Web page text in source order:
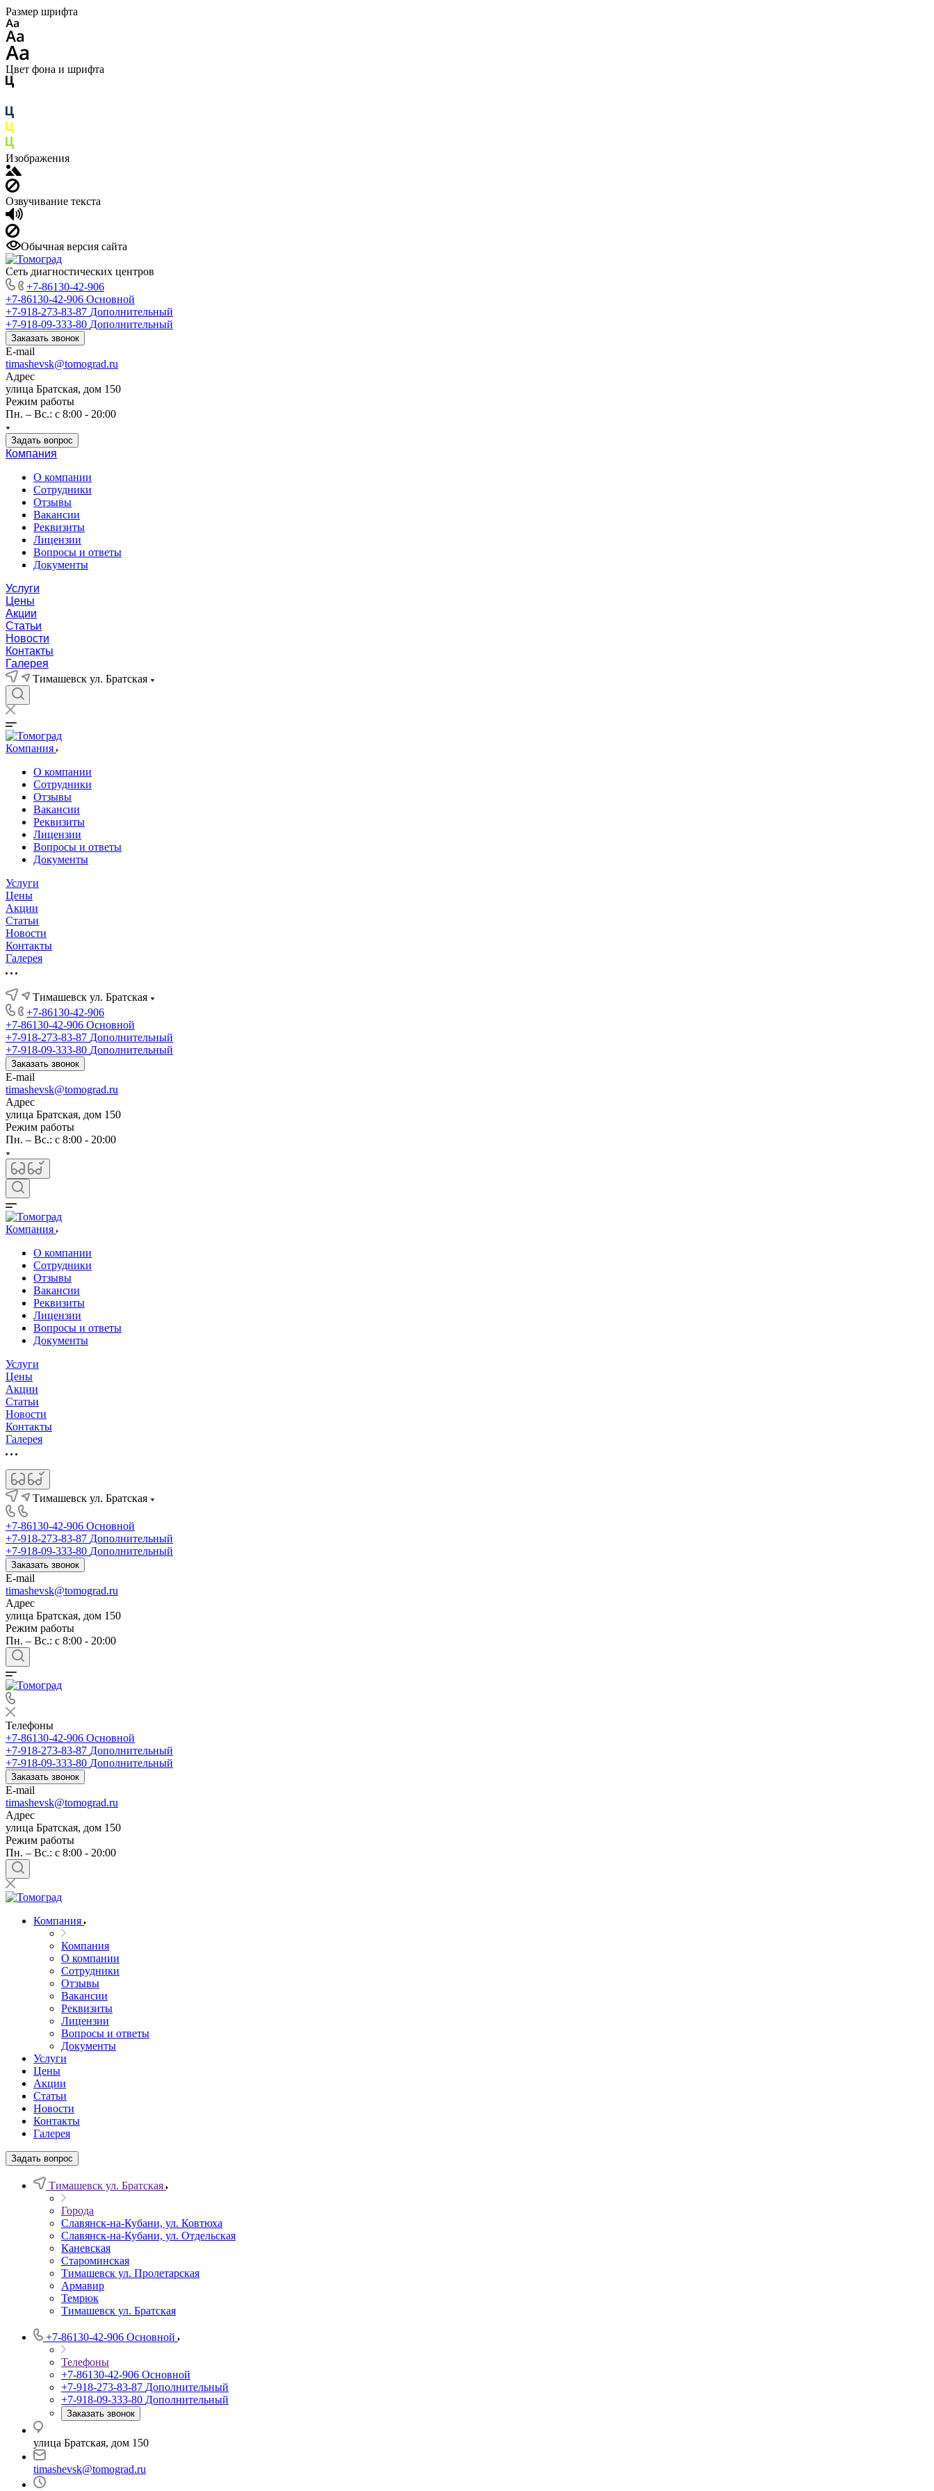
Размер шрифта
Цвет фона и шрифта
Изображения
Озвучивание текста
Обычная версия сайта
Сеть диагностических центров
+7-86130-42-906
+7-86130-42-906 Основной
+7-918-273-83-87 Дополнительный
+7-918-09-333-80 Дополнительный
Заказать звонок
E-mail
timashevsk@tomograd.ru
Адрес
улица Братская, дом 150
Режим работы
Пн. – Вс.: с 8:00 - 20:00
Задать вопрос
Компания
О компании
Сотрудники
Отзывы
Вакансии
Реквизиты
Лицензии
Вопросы и ответы
Документы
Услуги
Цены
Акции
Статьи
Новости
Контакты
Галерея
Тимашевск ул. Братская
Компания
О компании
Сотрудники
Отзывы
Вакансии
Реквизиты
Лицензии
Вопросы и ответы
Документы
Услуги
Цены
Акции
Статьи
Новости
Контакты
Галерея
Тимашевск ул. Братская
+7-86130-42-906
+7-86130-42-906 Основной
+7-918-273-83-87 Дополнительный
+7-918-09-333-80 Дополнительный
Заказать звонок
E-mail
timashevsk@tomograd.ru
Адрес
улица Братская, дом 150
Режим работы
Пн. – Вс.: с 8:00 - 20:00
Компания
О компании
Сотрудники
Отзывы
Вакансии
Реквизиты
Лицензии
Вопросы и ответы
Документы
Услуги
Цены
Акции
Статьи
Новости
Контакты
Галерея
Тимашевск ул. Братская
+7-86130-42-906 Основной
+7-918-273-83-87 Дополнительный
+7-918-09-333-80 Дополнительный
Заказать звонок
E-mail
timashevsk@tomograd.ru
Адрес
улица Братская, дом 150
Режим работы
Пн. – Вс.: с 8:00 - 20:00
Телефоны
+7-86130-42-906 Основной
+7-918-273-83-87 Дополнительный
+7-918-09-333-80 Дополнительный
Заказать звонок
E-mail
timashevsk@tomograd.ru
Адрес
улица Братская, дом 150
Режим работы
Пн. – Вс.: с 8:00 - 20:00
Компания
Компания
О компании
Сотрудники
Отзывы
Вакансии
Реквизиты
Лицензии
Вопросы и ответы
Документы
Услуги
Цены
Акции
Статьи
Новости
Контакты
Галерея
Задать вопрос
Тимашевск ул. Братская
Города
Славянск-на-Кубани, ул. Ковтюха
Славянск-на-Кубани, ул. Отдельская
Каневская
Староминская
Тимашевск ул. Пролетарская
Армавир
Темрюк
Тимашевск ул. Братская
+7-86130-42-906 Основной
Телефоны
+7-86130-42-906 Основной
+7-918-273-83-87 Дополнительный
+7-918-09-333-80 Дополнительный
Заказать звонок
улица Братская, дом 150
timashevsk@tomograd.ru